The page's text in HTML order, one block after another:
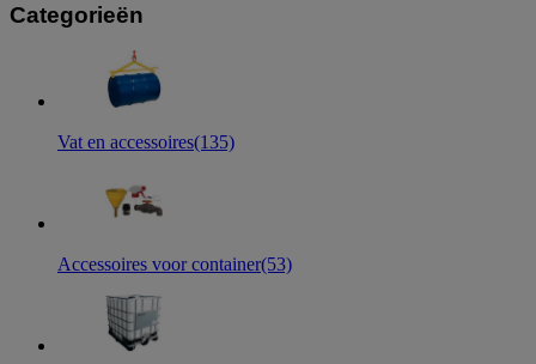
Categorieën
Vat en accessoires(135)
Accessoires voor container(53)